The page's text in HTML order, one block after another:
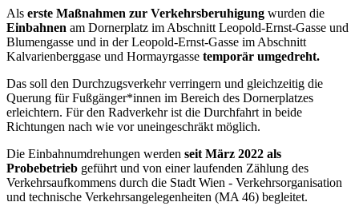
Als erste Maßnahmen zur Verkehrsberuhigung wurden die
Einbahnen am Dornerplatz im Abschnitt Leopold-Ernst-Gasse und
Blumengasse und in der Leopold-Ernst-Gasse im Abschnitt
Kalvarienberggase und Hormayrgasse temporär umgedreht.
Das soll den Durchzugsverkehr verringern und gleichzeitig die
Querung für Fußgänger*innen im Bereich des Dornerplatzes
erleichtern. Für den Radverkehr ist die Durchfahrt in beide
Richtungen nach wie vor uneingeschräkt möglich.
Die Einbahnumdrehungen werden seit März 2022 als
Probebetrieb geführt und von einer laufenden Zählung des
Verkehrsaufkommens durch die Stadt Wien - Verkehrsorganisation
und technische Verkehrsangelegenheiten (MA 46) begleitet.